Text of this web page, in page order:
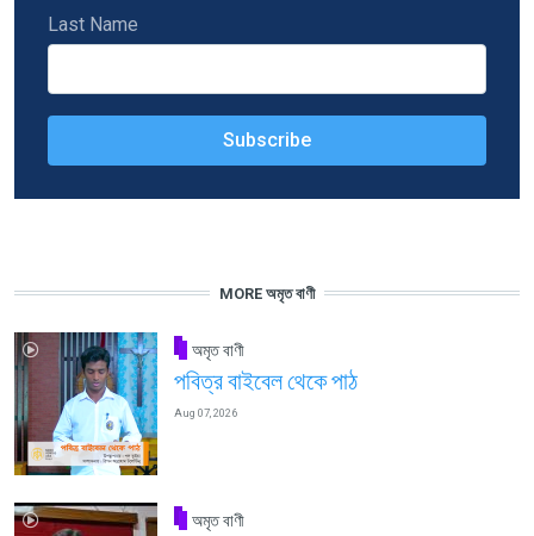
Last Name
MORE অমৃত বাণী
অমৃত বাণী
পবিত্র বাইবেল থেকে পাঠ
Aug 07, 2026
অমৃত বাণী